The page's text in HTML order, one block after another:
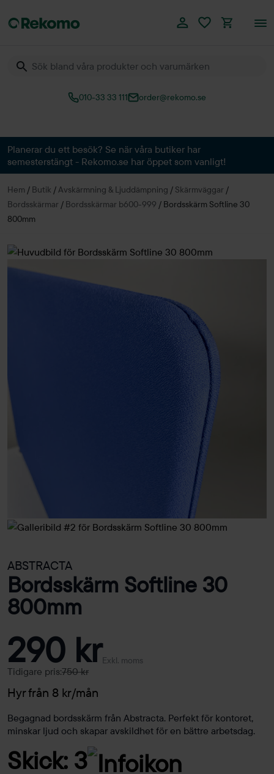
010-33 33 111 order@rekomo.se
Planerar du ett besök? Se när våra butiker har
semesterstängt - Rekomo.se har öppet som vanligt!
Hem / Butik /Avskärmning & Ljuddämpning / Skärmväggar /
Bordsskärmar / Bordsskärmar b600-999 / Bordsskärm Softline 30
800mm
ABSTRACTA
Bordsskärm Softline 30
800mm
290 krExkl. moms
Tidigare pris:750 kr
Hyr från 8 kr/mån
Begagnad bordsskärm från Abstracta. Perfekt för kontoret,
minskar ljud och skapar avskildhet för en bättre arbetsdag.
Skick: 3